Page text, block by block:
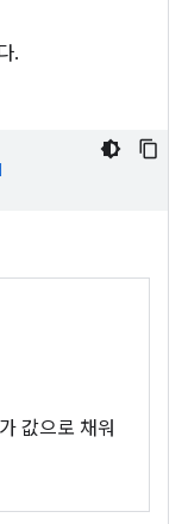
.
값으로 채워